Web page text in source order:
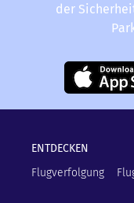
der
ENTDECKEN
Flugverfolgung